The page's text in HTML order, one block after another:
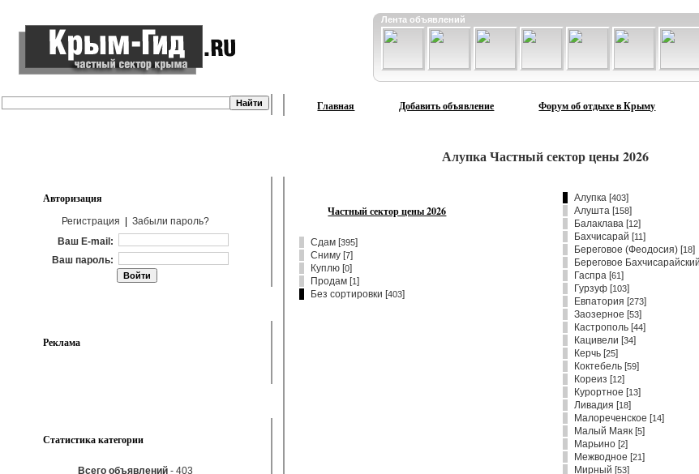
Лента объявлений
Главная Добавить объявление Форум об отдыхе в Крыму
Алупка Частный сектор цены 2026
Частный сектор цены 2026
Сдам [395]
Сниму [7]
Куплю [0]
Продам [1]
Без сортировки [403]
Алупка [403]
Алушта[158]
Балаклава[12]
Бахчисарай [11]
Береговое (Феодосия)[18]
Береговое
Гаспра[61]
Гурзуф[103]
Евпатория [273]
Заозерное [53]
Кастрополь[44]
Кацивели [34]
Керчь[25]
Коктебель[59]
Кореиз [12]
Курортное [13]
Ливадия [18]
Малореченское [14]
Малый Маяк[5]
Марьино[2]
Межводное [21]
Мирный [53]
Авторизация
Регистрация
Забыли пароль?
Ваш E-mail:
Ваш пароль:
Реклама
Статистика категории
Всего объявлений - 403